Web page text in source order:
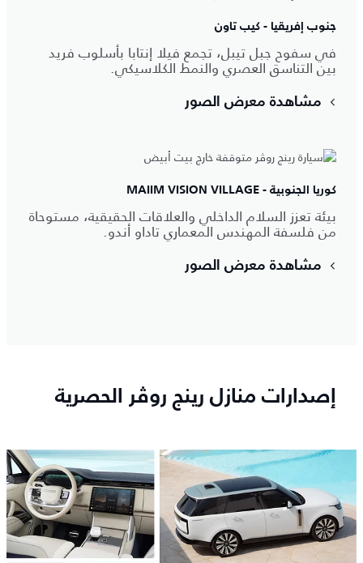
جنوب إفريقيا - كيب تاون
في سفوح جبل تيبل، تجمع فيلا إنتابا بأسلوب فريد
بين التناسق العصري والنمط الكلاسيكي.
مشاهدة معرض الصور
كوريا الجنوبية - MAIIM VISION VILLAGE
بيئة تعزز السلام الداخلي والعلاقات الحقيقية، مستوحاة
من فلسفة المهندس المعماري تاداو أندو.
مشاهدة معرض الصور
إصدارات منازل رينج روڤر الحصرية